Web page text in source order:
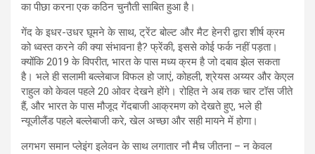
का पीछा करना एक कठिन चुनौती साबित हुआ है।
गेंद के इधर-उधर घूमने के साथ, ट्रेंट बोल्ट और मैट हेनरी द्वारा शीर्ष क्रम
को ध्वस्त करने की क्या संभावना है? फ्रेंकी, इससे कोई फर्क नहीं पड़ता।
क्योंकि 2019 के विपरीत, भारत के पास मध्य क्रम है जो दबाव झेल सकता
है। भले ही सलामी बल्लेबाज विफल हो जाएं, कोहली, श्रेयस अय्यर और केएल
राहुल को केवल पहले 20 ओवर देखने होंगे। रोहित ने अब तक चार टॉस जीते
हैं, और भारत के पास मौजूद गेंदबाजी आक्रमण को देखते हुए, भले ही
न्यूजीलैंड पहले बल्लेबाजी करे, खेल अच्छा और सही मायने में होगा।
लगभग समान प्लेइंग इलेवन के साथ लगातार नौ मैच जीतना – न केवल